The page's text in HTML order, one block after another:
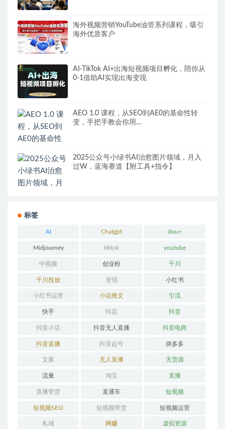
海外视频营销YouTube油管系列课程，吸引
海外优质客户
AI·TikTok AI+出海短视频项目孵化，陪你从
0-1借助AI实现出海变现
AEO 1.0 课程，从SEO到AE0的基命性转
变，手把手教会你用
2025公众号小绿书AI治愈图片领域，月入
过W，蓝海赛道【附工具+指令】
标签
AI Chatgpt dou+
Midjourney tiktok youtube
中视频 创业粉 千川
千川投放 变现 小红书
小红书运营 小说推文 引流
快手 抖店 抖音
抖音小店 抖音无人直播 抖音电商
抖音直播 抖音起号 拼多多
文案 无人直播 无货源
流量 淘宝 直播
直播带货 直通车 短视频
短视频SEO 短视频带货 短视频运营
私域 网赚 虚拟资源